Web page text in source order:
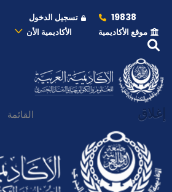
19838 تسجيل الدخول
موقع الأكاديمية
الأكاديمية الأن
إغلاق القائمة